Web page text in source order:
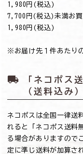
→1,980円(税込)
7,700円(税込)未満お
→1,980円(税込)
※お届け先１件あたり
local_shipping
「ネコポス
（送料込み
ネコポスは全国一律送
れると「ネコポス送料
る場合がありますので
定に準じ送料が加算さ